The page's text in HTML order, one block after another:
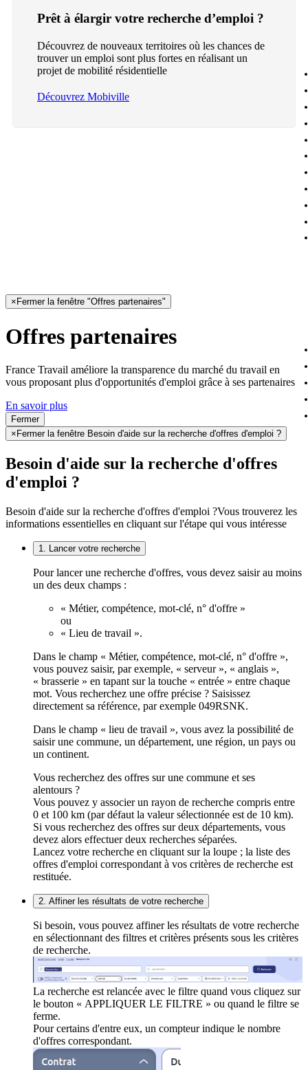
Prêt à élargir votre recherche d’emploi ?
Découvrez de nouveaux territoires où les chances de
trouver un emploi sont plus fortes en réalisant un
projet de mobilité résidentielle
Découvrez Mobiville
× Fermer la fenêtre "Offres partenaires"
Offres partenaires
France Travail améliore la transparence du marché du travail en
vous proposant plus d'opportunités d'emploi grâce à ses partenaires
En savoir plus
Fermer
× Fermer la fenêtre Besoin d'aide sur la recherche d'offres d'emploi ?
Besoin d'aide sur la recherche d'offres
d'emploi ?
Besoin d'aide sur la recherche d'offres d'emploi ?Vous trouverez les
informations essentielles en cliquant sur l'étape qui vous intéresse
1. Lancer votre recherche
Pour lancer une recherche d'offres, vous devez saisir au moins
un des deux champs :
« Métier, compétence, mot-clé, n° d'offre »
ou
« Lieu de travail ».
Dans le champ « Métier, compétence, mot-clé, n° d'offre »,
vous pouvez saisir, par exemple, « serveur », « anglais »,
« brasserie » en tapant sur la touche « entrée » entre chaque
mot. Vous recherchez une offre précise ? Saisissez
directement sa référence, par exemple 049RSNK.
Dans le champ « lieu de travail », vous avez la possibilité de
saisir une commune, un département, une région, un pays ou
un continent.
Vous recherchez des offres sur une commune et ses
alentours ?
Vous pouvez y associer un rayon de recherche compris entre
0 et 100 km (par défaut la valeur sélectionnée est de 10 km).
Si vous recherchez des offres sur deux départements, vous
devez alors effectuer deux recherches séparées.
Lancez votre recherche en cliquant sur la loupe ; la liste des
offres d'emploi correspondant à vos critères de recherche est
restituée.
2. Affiner les résultats de votre recherche
Si besoin, vous pouvez affiner les résultats de votre recherche
en sélectionnant des filtres et critères présents sous les critères
de recherche.
La recherche est relancée avec le filtre quand vous cliquez sur
le bouton « APPLIQUER LE FILTRE » ou quand le filtre se
ferme.
Pour certains d'entre eux, un compteur indique le nombre
d'offres correspondant.